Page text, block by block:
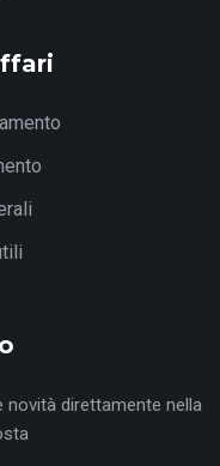
novità direttamente nella